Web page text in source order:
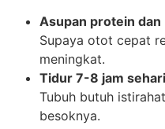
Asupan protein
Supaya otot cepat
meningkat.
Tidur 7-8 jam
Tubuh butuh
besoknya.